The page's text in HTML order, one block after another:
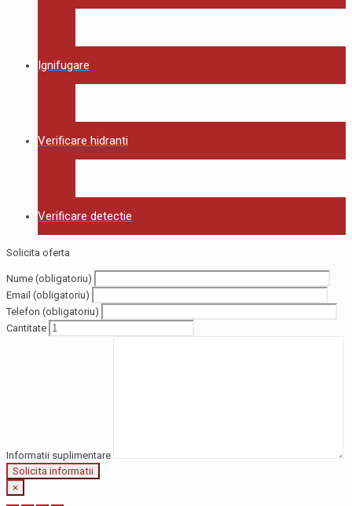
Ignifugare
Verificare hidranti
Verificare detectie
Solicita oferta
Nume (obligatoriu)
Email (obligatoriu)
Telefon (obligatoriu)
Cantitate
Informatii suplimentare
×